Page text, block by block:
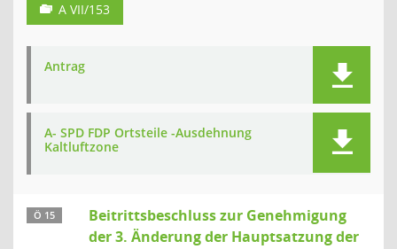
A VII/153
Antrag
A- SPD FDP Ortsteile -Ausdehnung
Kaltluftzone
Ö 15
Beitrittsbeschluss zur Genehmigung
der 3. Änderung der Hauptsatzung der